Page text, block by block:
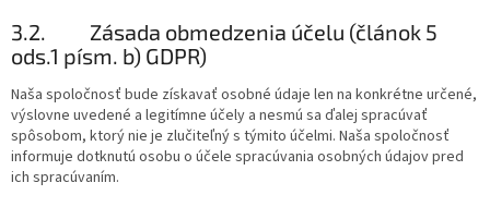
3.2. Zásada obmedzenia účelu (článok 5
ods.1 písm. b) GDPR)
Naša spoločnosť bude získavať osobné údaje len na konkrétne určené,
výslovne uvedené a legitímne účely a nesmú sa ďalej spracúvať
spôsobom, ktorý nie je zlučiteľný s týmito účelmi. Naša spoločnosť
informuje dotknutú osobu o účele spracúvania osobných údajov pred
ich spracúvaním.